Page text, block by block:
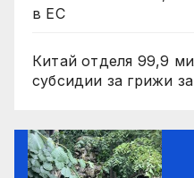
в ЕС
Китай отделя 99,9
субсидии за грижи